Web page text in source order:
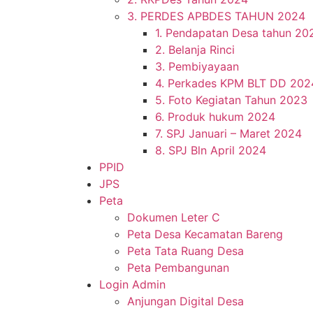
3. PERDES APBDES TAHUN 2024
1. Pendapatan Desa tahun
2. Belanja Rinci
3. Pembiyayaan
4. Perkades KPM BLT DD
5. Foto Kegiatan Tahun 2023
6. Produk hukum 2024
7. SPJ Januari – Maret 2024
8. SPJ Bln April 2024
PPID
JPS
Peta
Dokumen Leter C
Peta Desa Kecamatan Bareng
Peta Tata Ruang Desa
Peta Pembangunan
Login Admin
Anjungan Digital Desa